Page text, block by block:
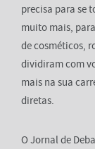
precisa para se
muito mais,
de cosméticos,
dividiram com
mais na sua
diretas.
O Jornal de